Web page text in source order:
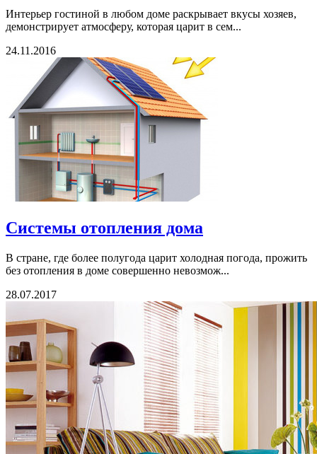
Интерьер гостиной в любом доме раскрывает вкусы хозяев,
демонстрирует атмосферу, которая царит в сем...
24.11.2016
Системы отопления дома
В стране, где более полугода царит холодная погода, прожить
без отопления в доме совершенно невозмож...
28.07.2017